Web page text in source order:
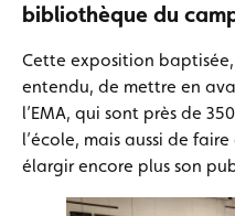
bibliothèque du
Cette exposition
entendu, de mettre en
l’EMA, qui sont près de
l’école, mais aussi de
élargir encore plus son